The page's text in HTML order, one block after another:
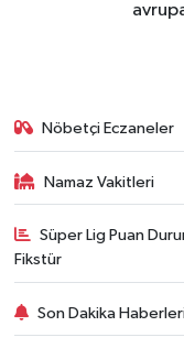
Nöbetçi Eczaneler
Namaz Vakitleri
Süper Lig Puan
Fikstür
Son Dakika